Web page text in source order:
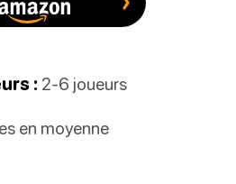
: 2-6 joueurs
en moyenne